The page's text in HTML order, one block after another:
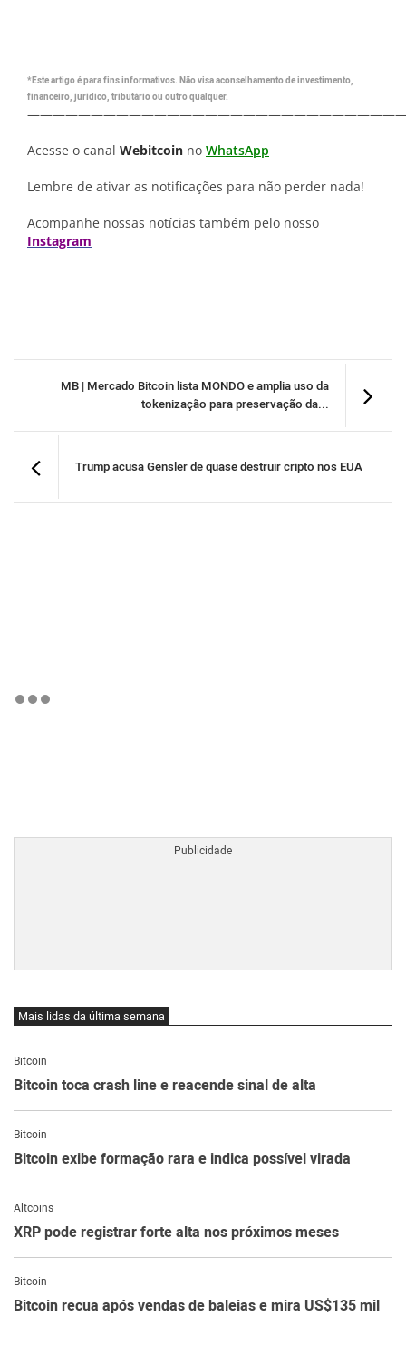
*Este artigo é para fins informativos. Não visa aconselhamento de investimento,
financeiro, jurídico, tributário ou outro qualquer.
Acesse o canal Webitcoin no WhatsApp
Lembre de ativar as notificações para não perder nada!
Acompanhe nossas notícias também pelo nosso
Instagram
MB | Mercado Bitcoin lista MONDO e amplia uso da
tokenização para preservação da...
Trump acusa Gensler de quase destruir cripto nos EUA
Mais lidas da última semana
Bitcoin
Bitcoin toca crash line e reacende sinal de alta
Bitcoin
Bitcoin exibe formação rara e indica possível virada
Altcoins
XRP pode registrar forte alta nos próximos meses
Bitcoin
Bitcoin recua após vendas de baleias e mira US$135 mil